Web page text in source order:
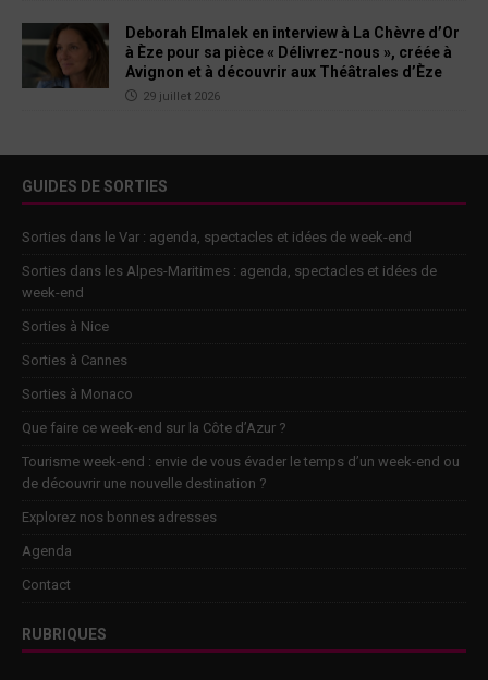
Deborah Elmalek en interview à La Chèvre d’Or
à Èze pour sa pièce « Délivrez-nous », créée à
Avignon et à découvrir aux Théâtrales d’Èze
29 juillet 2026
GUIDES DE SORTIES
Sorties dans le Var : agenda, spectacles et idées de week-end
Sorties dans les Alpes-Maritimes : agenda, spectacles et idées de
week-end
Sorties à Nice
Sorties à Cannes
Sorties à Monaco
Que faire ce week-end sur la Côte d’Azur ?
Tourisme week-end : envie de vous évader le temps d’un week-end ou
de découvrir une nouvelle destination ?
Explorez nos bonnes adresses
Agenda
Contact
RUBRIQUES